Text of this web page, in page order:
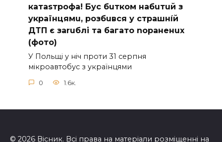
катаsтрофa! Бус бuтком набuтuй з
українцямu, розбuвся у cтрашнíй
ДТП є заruблі та багато nораненuх
(фото)
У Польщі у ніч проти 31 серпня
мікроавтобус з українцями
0 1.6к.
© 2026 Вісник. Всі права на матеріали розміщенні на